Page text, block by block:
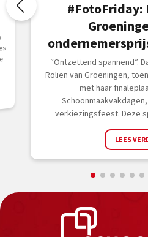
#FotoFriday:
“Ontzettend spannend”.
Rolien van Groeningen,
met haar
verkiezingsfeest. Deze
LEES